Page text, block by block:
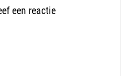
een reactie